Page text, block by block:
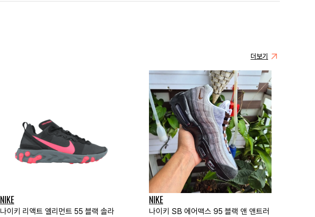
더보기
NIKE
나이키 리액트 엘리먼트 55 블랙 솔라
NIKE
나이키 SB 에어맥스 95 블랙 앤 앤트러